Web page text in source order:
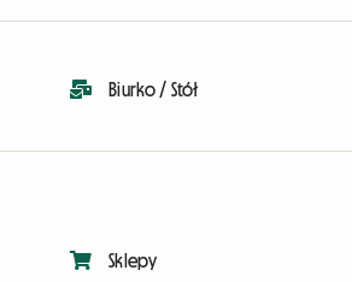
Biurko / Stół
Sklepy